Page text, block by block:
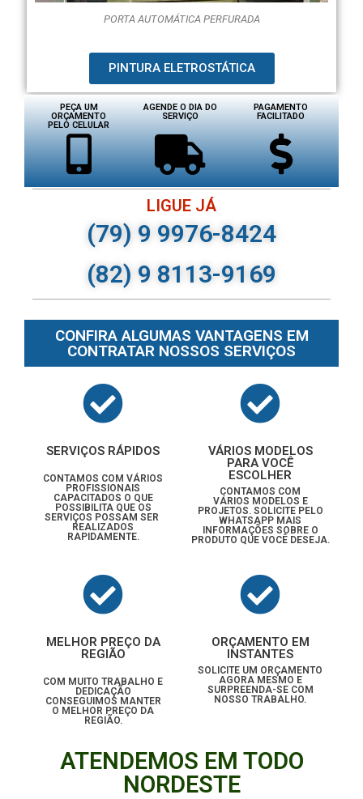
PORTA AUTOMÁTICA PERFURADA
PINTURA ELETROSTÁTICA
PEÇA UM
ORÇAMENTO
PELO CELULAR
AGENDE O DIA DO
SERVIÇO
PAGAMENTO
FACILITADO
LIGUE JÁ
(79) 9 9976-8424
(82) 9 8113-9169
CONFIRA ALGUMAS VANTAGENS EM
CONTRATAR NOSSOS SERVIÇOS
SERVIÇOS RÁPIDOS
CONTAMOS COM VÁRIOS
PROFISSIONAIS
CAPACITADOS O QUE
POSSIBILITA QUE OS
SERVIÇOS POSSAM SER
REALIZADOS
RAPIDAMENTE.
VÁRIOS MODELOS
PARA VOCÊ
ESCOLHER
CONTAMOS COM
VÁRIOS MODELOS E
PROJETOS. SOLICITE PELO
WHATSAPP MAIS
INFORMAÇÕES SOBRE O
PRODUTO QUE VOCÊ DESEJA.
MELHOR PREÇO DA
REGIÃO
COM MUITO TRABALHO E
DEDICAÇÃO
CONSEGUIMOS MANTER
O MELHOR PREÇO DA
REGIÃO.
ORÇAMENTO EM
INSTANTES
SOLICITE UM ORÇAMENTO
AGORA MESMO E
SURPREENDA-SE COM
NOSSO TRABALHO.
ATENDEMOS EM TODO
NORDESTE